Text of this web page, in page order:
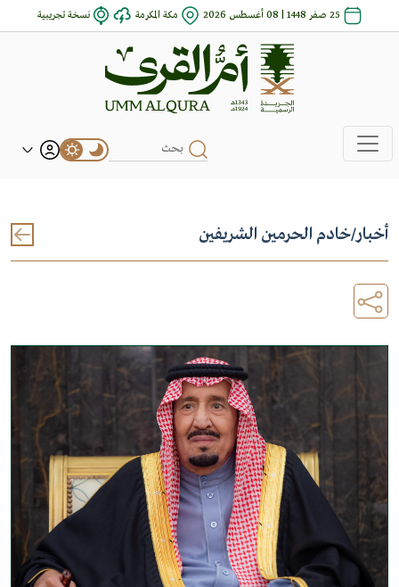
25 صفر 1448 | 08 أغسطس 2026 مكة المكرمة نسخة تجريبية
أخبار/خادم الحرمين الشريفين